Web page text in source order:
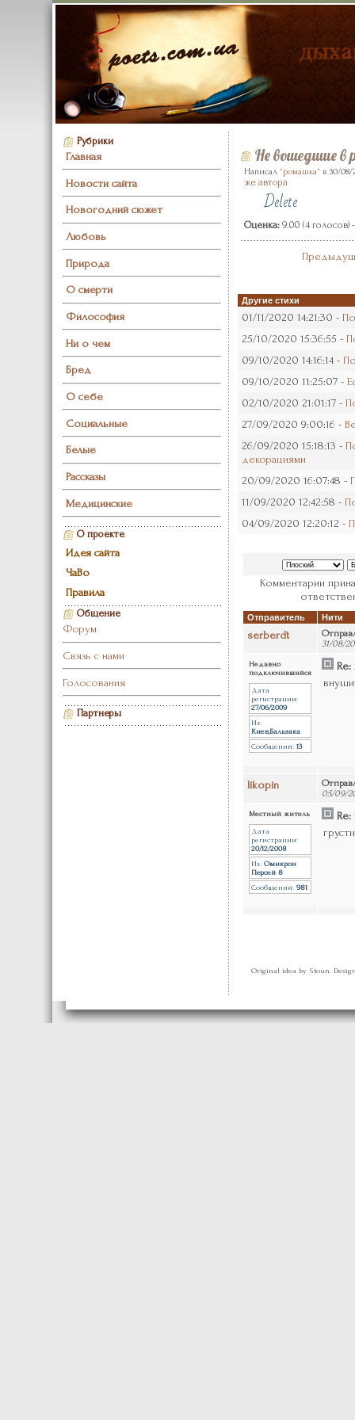
Рубрики
Главная
Новости сайта
Новогодний сюжет
Любовь
Природа
О смерти
Философия
Ни о чем
Бред
О себе
Социальные
Белые
Рассказы
Медицинские
О проекте
Идея сайта
ЧаВо
Правила
Общение
Форум
Связь с нами
Голосования
Партнеры
Не вошедшие в
Написал *ромашка* в 30/08/
же автора
Delete
Оценка: 9.00 (4 голосов)
Другие стихи
01/11/2020 14:21:30 -
25/10/2020 15:36:55 -
09/10/2020 14:16:14 -
09/10/2020 11:25:07 -
02/10/2020 21:01:17 -
27/09/2020 9:00:16 -
26/09/2020 15:18:13 -
декорациями
20/09/2020 16:07:48 -
11/09/2020 12:42:58 -
04/09/2020 12:20:12 -
Комментарии
Отправитель Нити
serberdt
31/08/
Недавно
подключившийся
Дата
регистрации:
27/06/2009
Из:
Киев,Бальзака
Сообщений: 13
Re:
likopin
05/09/
Местный житель
Дата
регистрации:
20/12/2008
Из: Омикрон
Персей 8
Сообщений: 981
Re:
Original idea by Stoun.